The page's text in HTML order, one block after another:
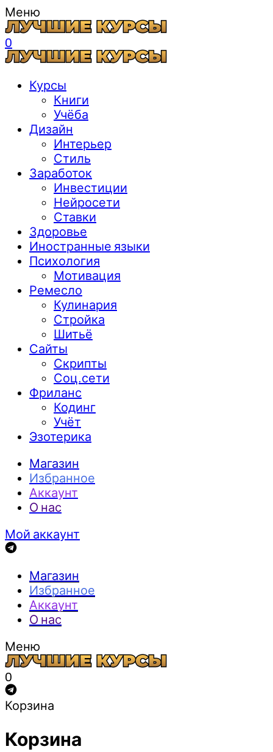
Меню
0
Курсы
Книги
Учёба
Дизайн
Интерьер
Стиль
Заработок
Инвестиции
Нейросети
Ставки
Здоровье
Иностранные языки
Психология
Мотивация
Ремесло
Кулинария
Стройка
Шитьё
Сайты
Скрипты
Соц.сети
Фриланс
Кодинг
Учёт
Эзотерика
Магазин
Избранное
Аккаунт
О нас
Мой аккаунт
Магазин
Избранное
Аккаунт
О нас
Меню
0
Корзина
Корзина